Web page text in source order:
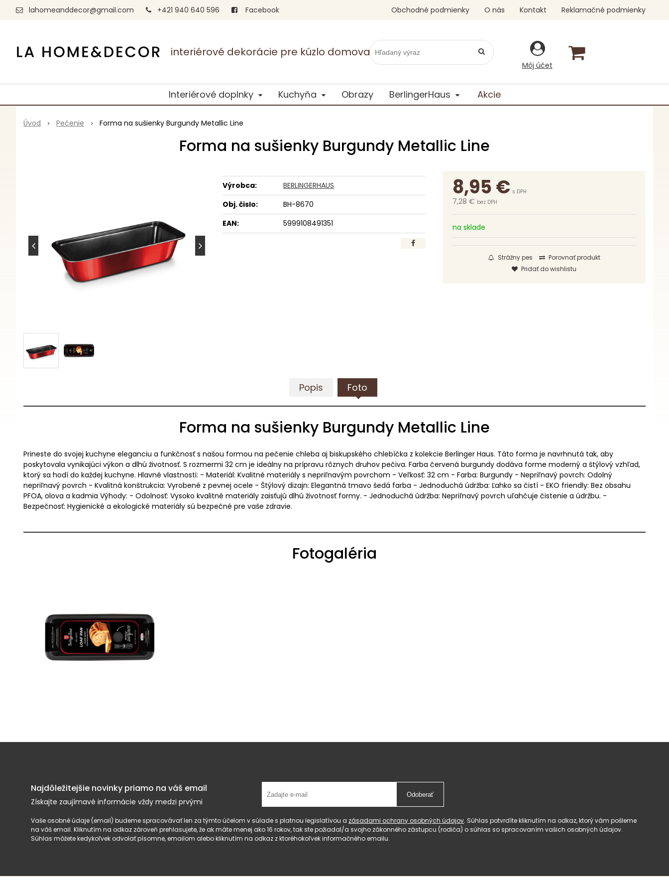
interiérové dekorácie pre kúzlo domova
lahomeanddecor@gmail.com +421 940 640 596 Facebook
Môj účet
Obchodné podmienky O nás Kontakt Reklamačné podmienky
Interiérové doplnky Kuchyňa Obrazy BerlingerHaus Akcie
Úvod Pečenie Forma na sušienky Burgundy Metallic Line
Forma na sušienky Burgundy Metallic Line
8,95€ s DPH
7,28 € bez DPH
na sklade
Strážny pes
Porovnať produkt
Pridať do wishlistu
Výrobca:
BERLINGERHAUS
Obj. čislo:
BH-8670
EAN:
5999108491351
Popis Foto
Forma na sušienky Burgundy Metallic Line
Prineste do svojej kuchyne eleganciu a funkčnosť s našou formou na pečenie chleba aj biskupského chlebíčka z kolekcie Berlinger Haus. Táto forma je navrhnutá tak, aby
poskytovala vynikajúci výkon a dlhú životnosť. S rozmermi 32 cm je ideálny na prípravu rôznych druhov pečiva. Farba červená burgundy dodáva forme moderný a štýlový vzhľad,
ktorý sa hodí do každej kuchyne. Hlavné vlastnosti: - Materiál: Kvalitné materiály s nepriľnavým povrchom - Veľkosť: 32 cm - Farba: Burgundy - Nepriľnavý povrch: Odolný
nepriľnavý povrch - Kvalitná konštrukcia: Vyrobené z pevnej ocele - Štýlový dizajn: Elegantná tmavo šedá farba - Jednoduchá údržba: Ľahko sa čistí - EKO friendly: Bez obsahu
PFOA, olova a kadmia Výhody: - Odolnosť: Vysoko kvalitné materiály zaisťujú dlhú životnosť formy. - Jednoduchá údržba: Nepriľnavý povrch uľahčuje čistenie a údržbu. -
Bezpečnosť: Hygienické a ekologické materiály sú bezpečné pre vaše zdravie.
Fotogaléria
Najdôležitejšie novinky priamo na váš email
Získajte zaujímavé informácie vždy medzi prvými
Odoberať
Vaše osobné údaje (email) budeme spracovávať len za týmto účelom v súlade s platnou legislatívou a zásadami ochrany osobných údajov. Súhlas potvrdíte kliknutím na odkaz, ktorý vám pošleme
na váš email. Kliknutím na odkaz zároveň prehlasujete, že ak máte menej ako 16 rokov, tak ste požiadal/a svojho zákonného zástupcu (rodiča) o súhlas so spracovaním vašich osobných údajov.
Súhlas môžete kedykoľvek odvolať písomne, emailom alebo kliknutím na odkaz z ktoréhokoľvek informačného emailu.